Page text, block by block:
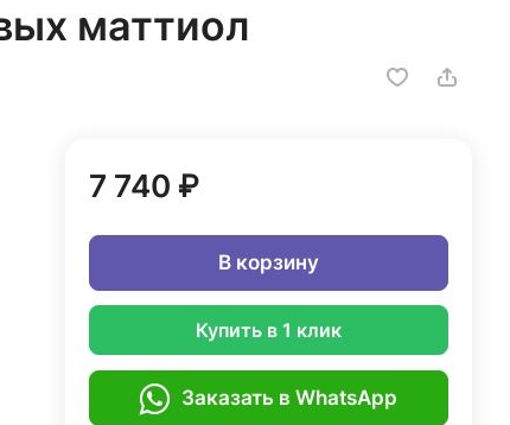
маттиол
7 740 ₽
В корзину
Купить в 1 клик
Заказать в WhatsApp